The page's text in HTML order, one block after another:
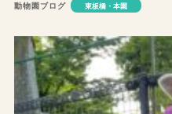
動物園ブログ 東板橋・本園